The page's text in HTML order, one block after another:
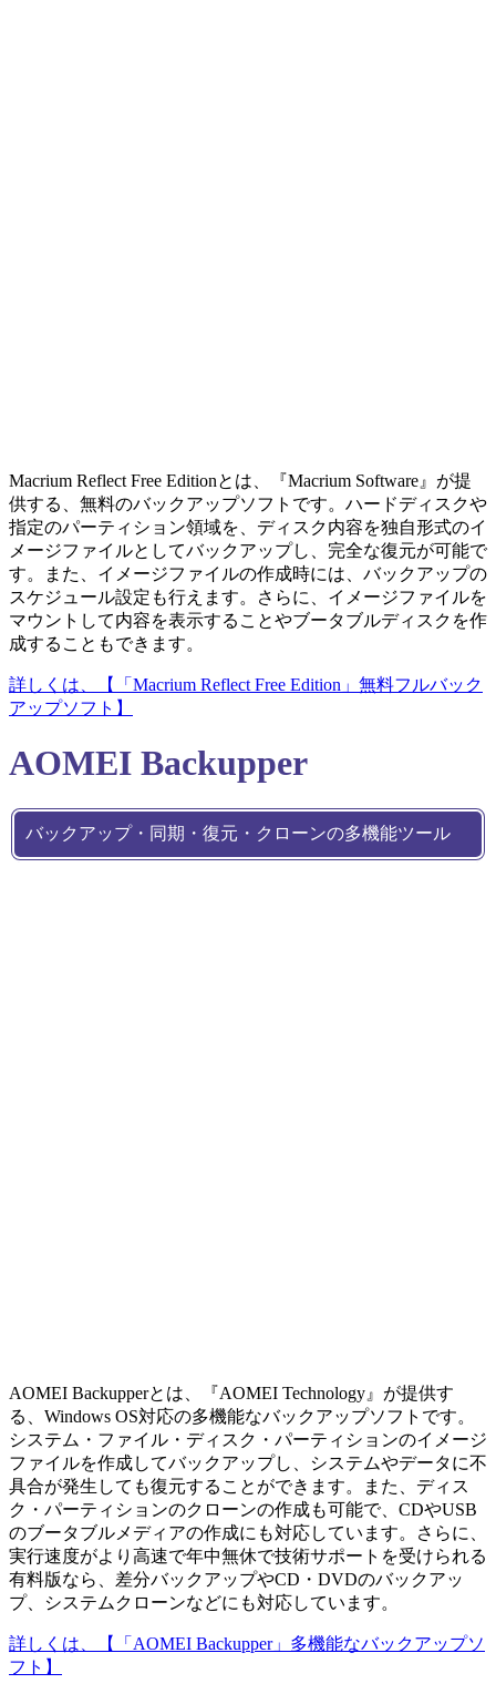
Macrium Reflect Free Editionとは、『Macrium Software』が提
供する、無料のバックアップソフトです。ハードディスクや
指定のパーティション領域を、ディスク内容を独自形式のイ
メージファイルとしてバックアップし、完全な復元が可能で
す。また、イメージファイルの作成時には、バックアップの
スケジュール設定も行えます。さらに、イメージファイルを
マウントして内容を表示することやブータブルディスクを作
成することもできます。
詳しくは、【「Macrium Reflect Free Edition」無料フルバック
アップソフト】
AOMEI Backupper
バックアップ・同期・復元・クローンの多機能ツール
AOMEI Backupperとは、『AOMEI Technology』が提供す
る、Windows OS対応の多機能なバックアップソフトです。
システム・ファイル・ディスク・パーティションのイメージ
ファイルを作成してバックアップし、システムやデータに不
具合が発生しても復元することができます。また、ディス
ク・パーティションのクローンの作成も可能で、CDやUSB
のブータブルメディアの作成にも対応しています。さらに、
実行速度がより高速で年中無休で技術サポートを受けられる
有料版なら、差分バックアップやCD・DVDのバックアッ
プ、システムクローンなどにも対応しています。
詳しくは、【「AOMEI Backupper」多機能なバックアップソ
フト】